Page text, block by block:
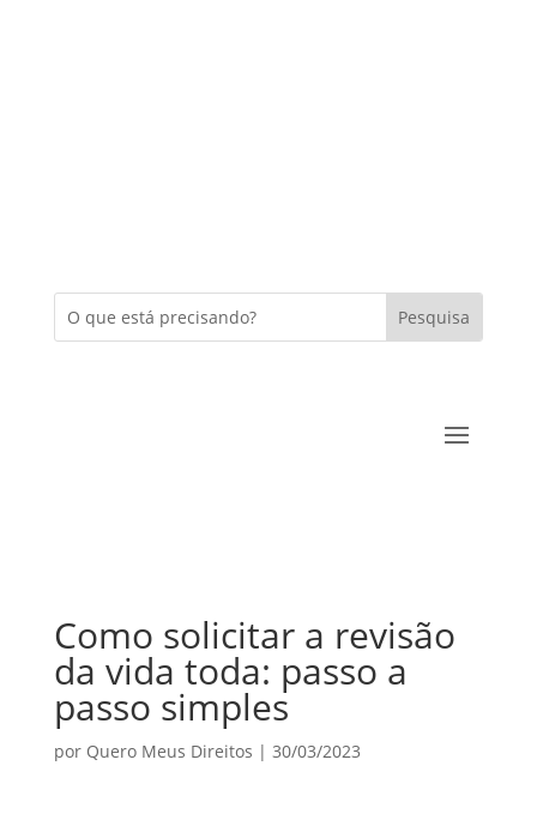
Como solicitar a revisão
da vida toda: passo a
passo simples
por Quero Meus Direitos | 30/03/2023